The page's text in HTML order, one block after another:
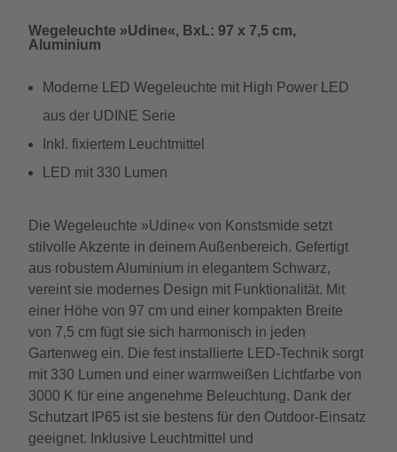
Wegeleuchte »Udine«, BxL: 97 x 7,5 cm,
Aluminium
Moderne LED Wegeleuchte mit High Power LED
aus der UDINE Serie
Inkl. fixiertem Leuchtmittel
LED mit 330 Lumen
Die Wegeleuchte »Udine« von Konstsmide setzt
stilvolle Akzente in deinem Außenbereich. Gefertigt
aus robustem Aluminium in elegantem Schwarz,
vereint sie modernes Design mit Funktionalität. Mit
einer Höhe von 97 cm und einer kompakten Breite
von 7,5 cm fügt sie sich harmonisch in jeden
Gartenweg ein. Die fest installierte LED-Technik sorgt
mit 330 Lumen und einer warmweißen Lichtfarbe von
3000 K für eine angenehme Beleuchtung. Dank der
Schutzart IP65 ist sie bestens für den Outdoor-Einsatz
geeignet. Inklusive Leuchtmittel und